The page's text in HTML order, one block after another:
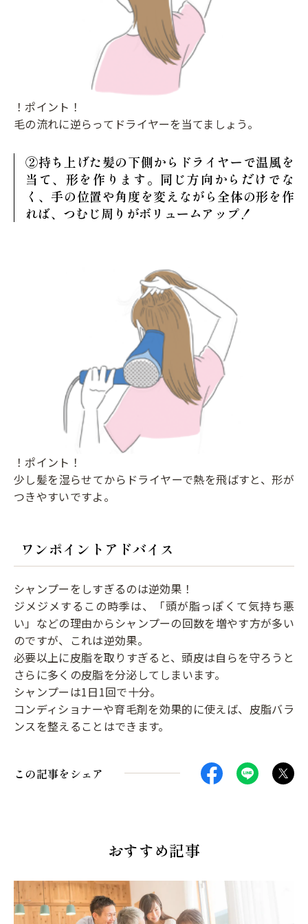
！ポイント！
毛の流れに逆らってドライヤーを当てましょう。
②持ち上げた髪の下側からドライヤーで温風を
当て、形を作ります。同じ方向からだけでな
く、手の位置や角度を変えながら全体の形を作
れば、つむじ周りがボリュームアップ！
！ポイント！
少し髪を湿らせてからドライヤーで熱を飛ばすと、形が
つきやすいですよ。
ワンポイントアドバイス
シャンプーをしすぎるのは逆効果！
ジメジメするこの時季は、「頭が脂っぽくて気持ち悪
い」などの理由からシャンプーの回数を増やす方が多い
のですが、これは逆効果。
必要以上に皮脂を取りすぎると、頭皮は自らを守ろうと
さらに多くの皮脂を分泌してしまいます。
シャンプーは1日1回で十分。
コンディショナーや育毛剤を効果的に使えば、皮脂バラ
ンスを整えることはできます。
この記事をシェア
おすすめ記事